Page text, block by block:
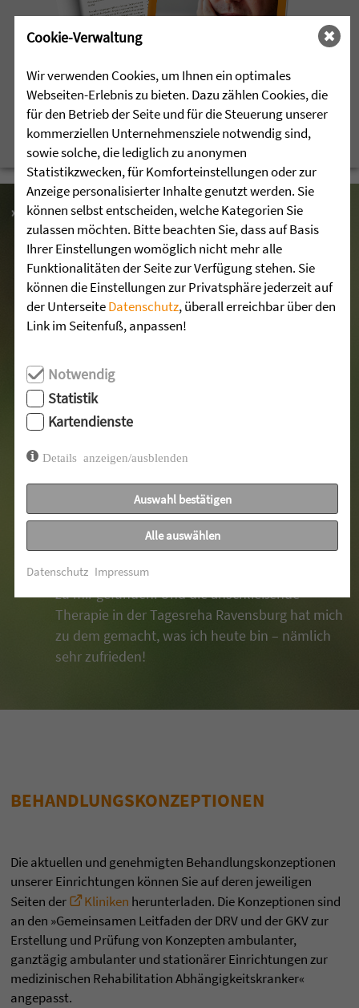
»HEUTE BIN ICH SEHR ZUFRIEDEN«
W.L., Ehemaliger
W.L. ist ehemaliger Patient. Sein Name wurde zum
Schutz gekürzt, das Foto ist ein Symbolbild.
» Ich war 20 Jahre lang Alkoholiker. In der
Ringgenhof-Klinik bei den Zieglerschen habe ich
zu mir gefunden. Und die anschließende
Therapie in der Tagesreha Ravensburg hat mich
zu dem gemacht, was ich heute bin – nämlich
sehr zufrieden!
BEHANDLUNGSKONZEPTIONEN
Die aktuellen und genehmigten Behandlungskonzeptionen
unserer Einrichtungen können Sie auf deren jeweiligen
Seiten der
Kliniken herunterladen. Die Konzeptionen sind
an den »Gemeinsamen Leitfaden der DRV und der GKV zur
Erstellung und Prüfung von Konzepten ambulanter,
ganztägig ambulanter und stationärer Einrichtungen zur
medizinischen Rehabilitation Abhängigkeitskranker«
angepasst.
Cookie-Verwaltung
Wir verwenden Cookies, um Ihnen ein optimales
Webseiten-Erlebnis zu bieten. Dazu zählen Cookies, die
für den Betrieb der Seite und für die Steuerung unserer
kommerziellen Unternehmensziele notwendig sind,
sowie solche, die lediglich zu anonymen
Statistikzwecken, für Komforteinstellungen oder zur
Anzeige personalisierter Inhalte genutzt werden. Sie
können selbst entscheiden, welche Kategorien Sie
zulassen möchten. Bitte beachten Sie, dass auf Basis
Ihrer Einstellungen womöglich nicht mehr alle
Funktionalitäten der Seite zur Verfügung stehen. Sie
können die Einstellungen zur Privatsphäre jederzeit auf
der UnterseiteDatenschutz, überall erreichbar über den
Link im Seitenfuß, anpassen!
Notwendig
Statistik
Kartendienste
Details anzeigen/ausblenden
Auswahl bestätigen
Alle auswählen
Datenschutz Impressum